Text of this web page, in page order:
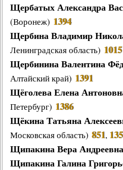
Щербатых Александра
(Воронеж) 1394
Щербина Владимир
Ленинградская область) 1015
Щербинина Валентина
Алтайский край) 1391
Щёголева Елена
Петербург) 1386
Щёкина Татьяна
Московская область) 851,
Щипакина Вера Андреевна
Щипакина Галина